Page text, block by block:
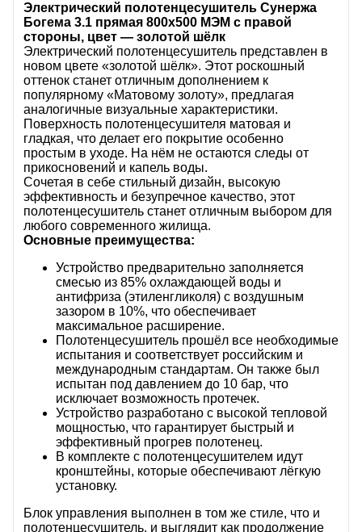
Электрический полотенцесушитель Сунержа
Богема 3.1 прямая 800x500 МЭМ с правой
стороны, цвет — золотой шёлк
Электрический полотенцесушитель представлен в
новом цвете «золотой шёлк». Этот роскошный
оттенок станет отличным дополнением к
популярному «Матовому золоту», предлагая
аналогичные визуальные характеристики.
Поверхность полотенцесушителя матовая и
гладкая, что делает его покрытие особенно
простым в уходе. На нём не остаются следы от
прикосновений и капель воды.
Сочетая в себе стильный дизайн, высокую
эффективность и безупречное качество, этот
полотенцесушитель станет отличным выбором для
любого современного жилища.
Основные преимущества:
Устройство предварительно заполняется
смесью из 85% охлаждающей воды и
антифриза (этиленгликоля) с воздушным
зазором в 10%, что обеспечивает
максимальное расширение.
Полотенцесушитель прошёл все необходимые
испытания и соответствует российским и
международным стандартам. Он также был
испытан под давлением до 10 бар, что
исключает возможность протечек.
Устройство разработано с высокой тепловой
мощностью, что гарантирует быстрый и
эффективный прогрев полотенец.
В комплекте с полотенцесушителем идут
кронштейны, которые обеспечивают лёгкую
установку.
Блок управления выполнен в том же стиле, что и
полотенцесушитель, и выглядит как продолжение